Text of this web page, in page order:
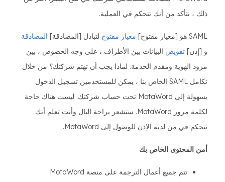
ذلك ، نتأكد من أنك تتحكم في العملية.
SAML هو [معيار مفتوح] معيار مفتوح لتبادل [المصادقة] المصادقة
و [إذن] تفويض البيانات بين الأطراف ، على وجه الخصوص ، بين
مزود الهوية ومقدم الخدمة. لماذا يجب أن تهتم شركتك؟ من خلال
تكامل SAML الخاص بنا ، يمكن للمستخدمين تسجيل الدخول
بسهولة إلى MotaWord تحت حساب شركتك. ليست هناك حاجة
لكلمة مرور MotaWord. ستشعر براحة البال وأنت تعلم أنك
تتحكم في من لديه الإذن للوصول إلى MotaWord.
أمن المحتوى الخاص بك
تتم جميع أعمال الترجمة على منصة MotaWord